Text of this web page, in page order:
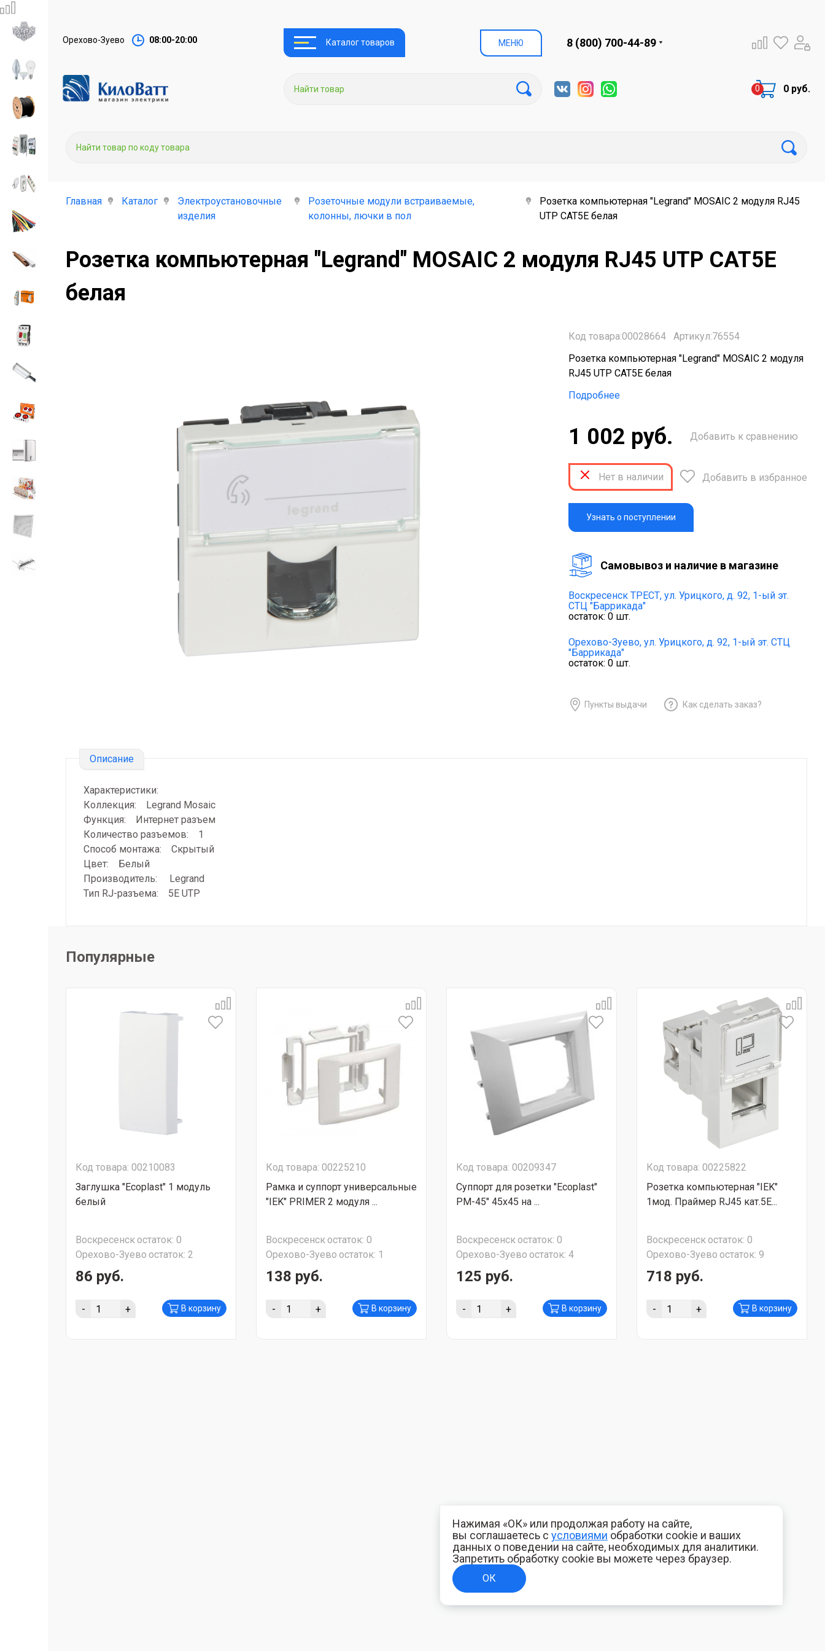
Орехово-Зуево 08:00-20:00 Каталог товаров МЕНЮ 8 (800) 700-44-89
0 руб.
Главная Каталог
Электроустановочные
изделия
Розеточные модули встраиваемые,
колонны, лючки в пол
Розетка компьютерная "Legrand" MOSAIC 2 модуля RJ45
UTP CAT5E белая
Розетка компьютерная "Legrand" MOSAIC 2 модуля RJ45 UTP CAT5E
белая
Код товара:00028664
Артикул:76554
Розетка компьютерная "Legrand" MOSAIC 2 модуля
RJ45 UTP CAT5E белая
Подробнее
1 002 руб.
Нет в наличии
Добавить к сравнению
Добавить в избранное
Узнать о поступлении
Cамовывоз и наличие в магазине
Воскресенск ТРЕСТ, ул. Урицкого, д. 92, 1-ый эт.
СТЦ "Баррикада"
остаток: 0 шт.
Орехово-Зуево, ул. Урицкого, д. 92, 1-ый эт. СТЦ
"Баррикада"
остаток: 0 шт.
Пункты выдачи Как сделать заказ?
Описание
Характеристики:
Коллекция: Legrand Mosaic
Функция: Интернет разъем
Количество разъемов: 1
Способ монтажа: Скрытый
Цвет: Белый
Производитель: Legrand
Тип RJ-разъема: 5E UTP
Популярные
Код товара: 00210083
Заглушка "Ecoplast" 1 модуль
белый
Воскресенскостаток: 0
Орехово-Зуево остаток: 2
86 руб.
- + В корзину
Код товара: 00225210
Рамка и суппорт универсальные
"IEK" PRIMER 2 модуля ...
Воскресенскостаток: 0
Орехово-Зуево остаток: 1
138 руб.
- + В корзину
Код товара: 00209347
Суппорт для розетки "Ecoplast"
PM-45" 45х45 на ...
Воскресенскостаток: 0
Орехово-Зуево остаток: 4
125 руб.
- + В корзину
Код товара: 00225822
Розетка компьютерная "IEK"
1мод. Праймер RJ45 кат.5E...
Воскресенскостаток: 0
Орехово-Зуево остаток: 9
718 руб.
- + В корзину
Нажимая «ОК» или продолжая работу на сайте,
вы соглашаетесь с условиями обработки cookie и ваших
данных о поведении на сайте, необходимых для аналитики.
Запретить обработку cookie вы можете через браузер.
ОК